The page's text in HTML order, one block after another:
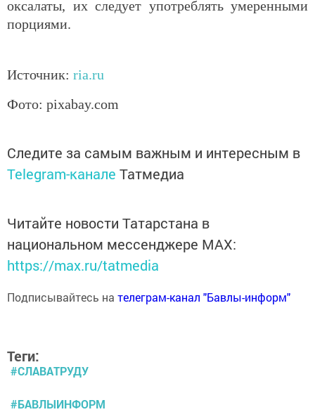
оксалаты, их следует употреблять умеренными
порциями.
Источник: ria.ru
Фото: pixabay.com
Следите за самым важным и интересным в
Telegram-канале Татмедиа
Читайте новости Татарстана в
национальном мессенджере MАХ:
https://max.ru/tatmedia
Подписывайтесь на телеграм-канал "Бавлы-информ"
Теги:
#СЛАВАТРУДУ
#БАВЛЫИНФОРМ